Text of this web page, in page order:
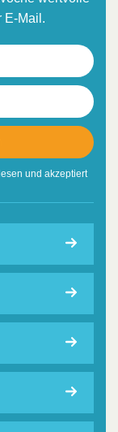
E-Mail.
und akzeptiert